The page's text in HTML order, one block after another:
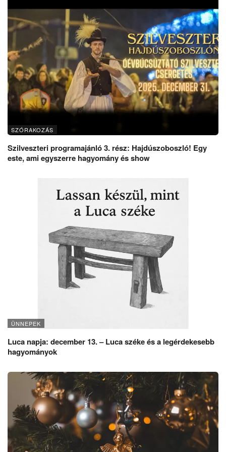
SZÓRAKOZÁS
Szilveszteri programajánló 3. rész: Hajdúszoboszló! Egy
este, ami egyszerre hagyomány és show
ÜNNEPEK
Luca napja: december 13. – Luca széke és a legérdekesebb
hagyományok